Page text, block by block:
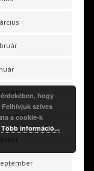
hogy
szíves
a cookie-k
Több információ...